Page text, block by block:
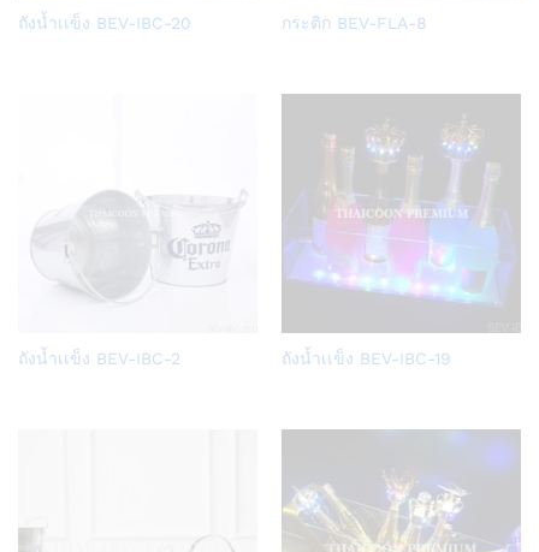
Add
ถังน้ำเเข็ง BEV-IBC-20
Add
list
กระติก BEV-FLA-8
Add
ถังน้ำเเข็ง BEV-IBC-2
Add
list
ถังน้ำเเข็ง BEV-IBC-19